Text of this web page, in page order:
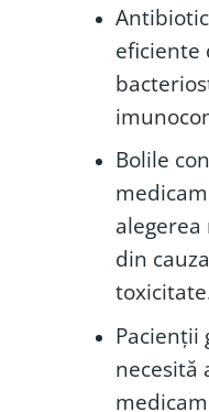
eficiente
Bolile
din
Pacienții
necesită